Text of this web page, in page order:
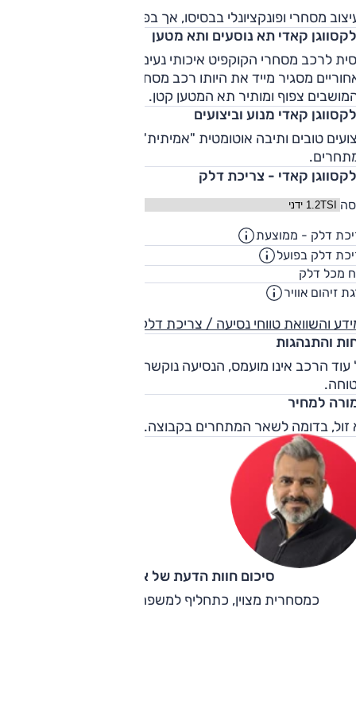
משאות טובה, מציע הפולקסווגן קאדי יכולות טובות – המנוע
הכביש בטוחה ורק נוחות הנסיעה נפגעת ממתלים
נוקשים שמשתפרים רק כשהרכב עמוס.
מסחרי ופונקציונלי בבסיסו, אך בפירוש נאה ביחס
קאדי תא נוסעים ותא מטען
לרכב מסחרי הקוקפיט איכותי נעים ומרווח, אך מעבר
מסגיר מייד את היותו רכב מסחרי. הספסל השלישי
קאדי מנוע וביצועים
טובים ותיבה אוטומטית "אמיתית" מספקים לו יתרון על
קאדי - צריכת דלק
דלק - ממוצעת
דלק בפועל
מכל דלק
זיהום אוויר
והשוואת טווחי נסיעה / צריכת דלק
והתנהגות
עוד הרכב אינו מועמס, הנסיעה נוקשה מדי. התנהגות הכביש
למחיר
זול, בדומה לשאר המתחרים בקבוצה.
סיכום חוות הדעת של אוהד אלגוב
כמסחרית מצוין, כתחליף למשפחתית הרבה פחות.